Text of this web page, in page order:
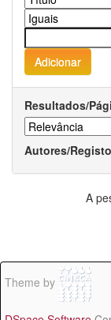
Resultados/
Autores/Registo
A
Theme by